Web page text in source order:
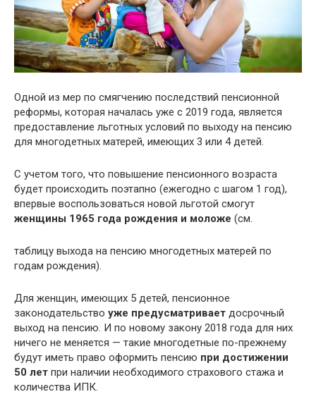
Одной из мер по смягчению последствий пенсионной
реформы, которая началась уже с 2019 года, является
предоставление льготных условий по выходу на пенсию
для многодетных матерей, имеющих 3 или 4 детей.
С учетом того, что повышение пенсионного возраста
будет происходить поэтапно (ежегодно с шагом 1 год),
впервые воспользоваться новой льготой смогут
женщины 1965 года рождения и моложе (см.
таблицу выхода на пенсию многодетных матерей по
годам рождения).
Для женщин, имеющих 5 детей, пенсионное
законодательство уже предусматривает досрочный
выход на пенсию. И по новому закону 2018 года для них
ничего не меняется — такие многодетные по-прежнему
будут иметь право оформить пенсию при достижении
50 лет при наличии необходимого страхового стажа и
количества ИПК.